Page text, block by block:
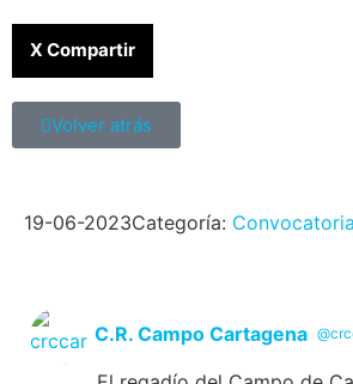
X Compartir
Volver atrás
19-06-2023Categoría:
C.R. Campo Cartagena